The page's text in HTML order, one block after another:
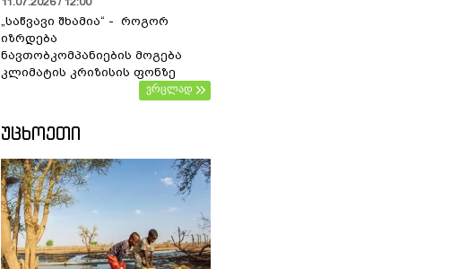
„საწვავი შხამია“ - როგორ
იზრდება
ნავთობკომპანიების მოგება
კლიმატის კრიზისის ფონზე
ვრცლად
ᲣᲪᲮᲝᲔᲗᲘ